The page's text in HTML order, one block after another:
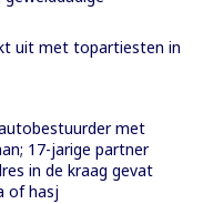
uit met topartiesten in
met
17-jarige partner
in de kraag gevat
of hasj